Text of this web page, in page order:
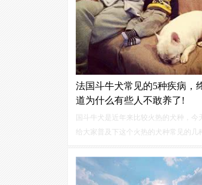
法国斗牛犬常见的5种疾病，
道为什么有些人不敢养了!
国斗牛犬是近年来比较火热的犬种，今
给大家普及下这个火热的犬种常见的几
道为什么说有的人不敢养了！疾病一、
生第三眼睑增生是法斗较为常见的一种